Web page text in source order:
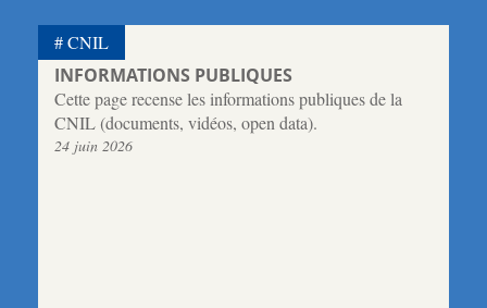
INFORMATIONS PUBLIQUES
Cette page recense les informations publiques de la
CNIL (documents, vidéos, open data).
24 juin 2026
CNIL